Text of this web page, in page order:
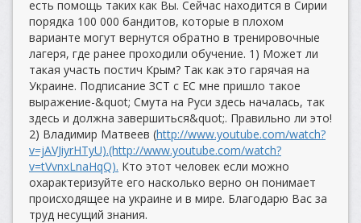
есть помощь таких как Вы. Сейчас находится в Сирии
порядка 100 000 бандитов, которые в плохом
варианте могут вернутся обратно в тренировочные
лагеря, где ранее проходили обучение. 1) Может ли
такая участь постич Крым? Так как это гарячая на
Украине. Подписание ЗСТ с ЕС мне пришло такое
выражение-&quot; Смута на Руси здесь началась, так
здесь и должна завершиться&quot;. Правильно ли это!
2) Владимир Матвеев (http://www.youtube.com/watch?
v=jAVJiyrHTyU).(http://www.youtube.com/watch?
v=tVvnxLnaHqQ). Кто этот человек если можно
охарактеризуйте его насколько верно он понимает
происходящее на украине и в мире. Благодарю Вас за
труд несущий знания.